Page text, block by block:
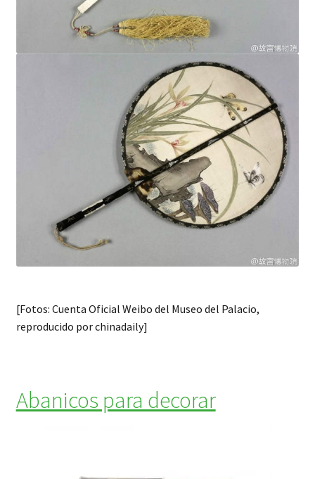
[Fotos: Cuenta Oficial Weibo del Museo del Palacio,
reproducido por chinadaily]
Abanicos para decorar